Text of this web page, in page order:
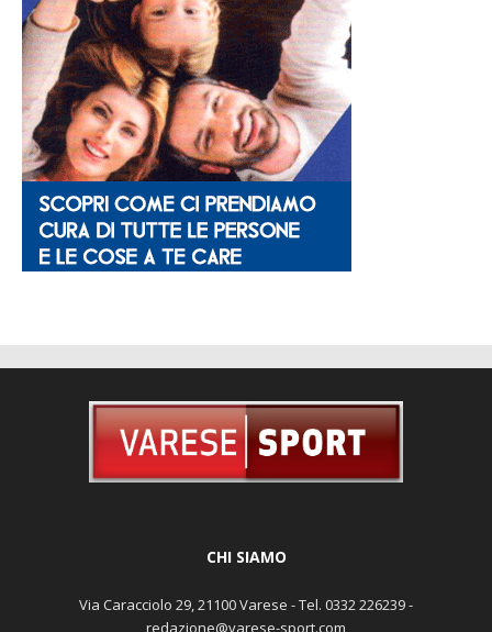
CHI SIAMO
Via Caracciolo 29, 21100 Varese - Tel. 0332 226239 -
redazione@varese-sport.com